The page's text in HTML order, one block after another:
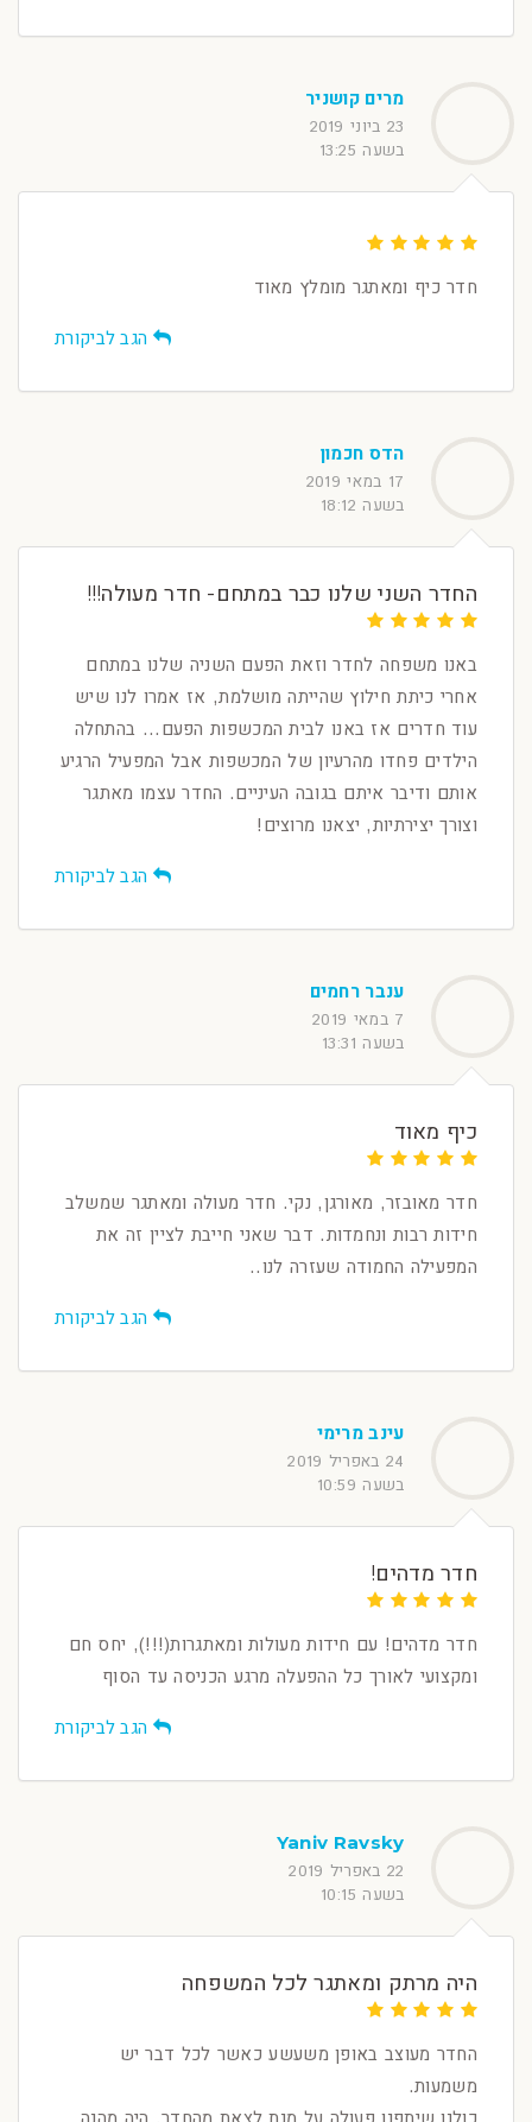
מרים קושניר
23 ביוני 2019
בשעה 13:25
חדר כיף ומאתגר מומלץ מאוד
הגב לביקורת
הדס חכמון
17 במאי 2019
בשעה 18:12
החדר השני שלנו כבר במתחם- חדר מעולה!!!
באנו משפחה לחדר וזאת הפעם השניה שלנו במתחם
אחרי כיתת חילוץ שהייתה מושלמת, אז אמרו לנו שיש
עוד חדרים אז באנו לבית המכשפות הפעם... בהתחלה
הילדים פחדו מהרעיון של המכשפות אבל המפעיל הרגיע
אותם ודיבר איתם בגובה העיניים. החדר עצמו מאתגר
וצורך יצירתיות, יצאנו מרוצים!
הגב לביקורת
ענבר רחמים
7 במאי 2019
בשעה 13:31
כיף מאוד
חדר מאובזר, מאורגן, נקי. חדר מעולה ומאתגר שמשלב
חידות רבות ונחמדות. דבר שאני חייבת לציין זה את
המפעילה החמודה שעזרה לנו..
הגב לביקורת
עינב מרימי
24 באפריל 2019
בשעה 10:59
חדר מדהים!
חדר מדהים! עם חידות מעולות ומאתגרות(!!!), יחס חם
ומקצועי לאורך כל ההפעלה מרגע הכניסה עד הסוף
הגב לביקורת
Yaniv Ravsky
22 באפריל 2019
בשעה 10:15
היה מרתק ומאתגר לכל המשפחה
החדר מעוצב באופן משעשע כאשר לכל דבר יש
משמעות.